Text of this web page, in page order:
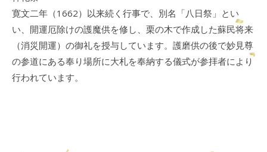
寛文二年（1662）以来続く行事で、別名「八日祭」とい
い、開運厄除けの護魔供を修し、栗の木で作成した蘇民将来
（消災開運）の御礼を授与しています。護磨供の後で妙見尊
の参道にある奉り場所に大札を奉納する儀式が参拝者により
行われています。